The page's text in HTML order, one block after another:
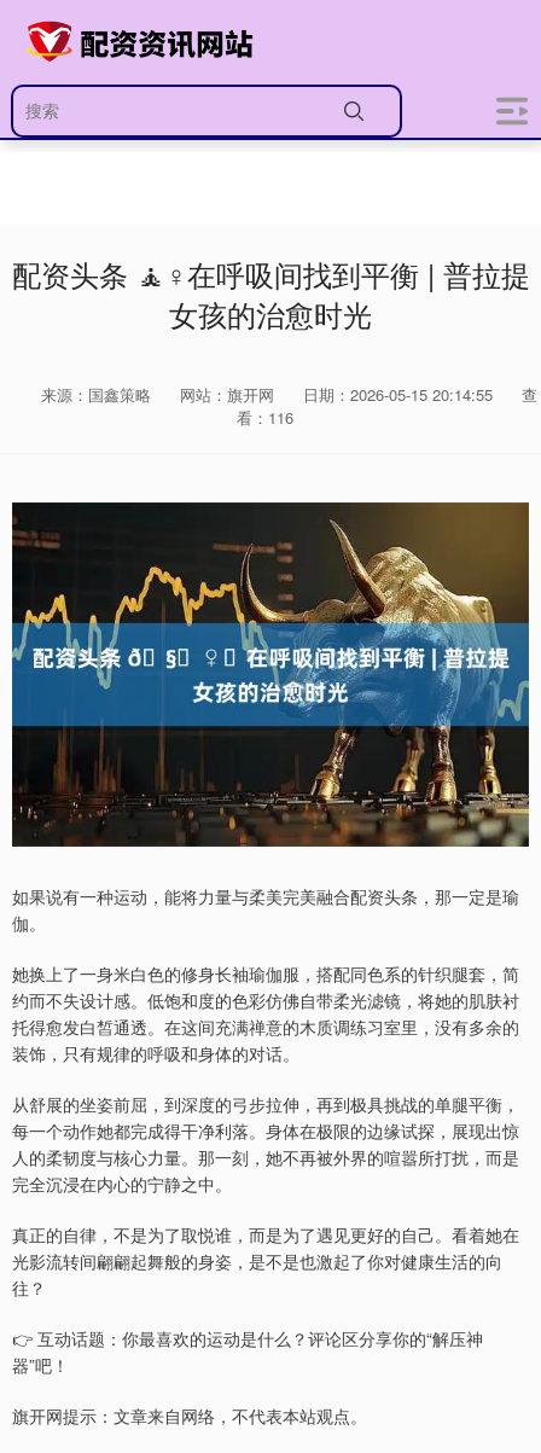
配资头条 🧘♀️在呼吸间找到平衡 | 普拉提
女孩的治愈时光
来源：国鑫策略 网站：旗开网 日期：2026-05-15 20:14:55
查
看：116
如果说有一种运动，能将力量与柔美完美融合配资头条，那一定是瑜
伽。
她换上了一身米白色的修身长袖瑜伽服，搭配同色系的针织腿套，简
约而不失设计感。低饱和度的色彩仿佛自带柔光滤镜，将她的肌肤衬
托得愈发白皙通透。在这间充满禅意的木质调练习室里，没有多余的
装饰，只有规律的呼吸和身体的对话。
从舒展的坐姿前屈，到深度的弓步拉伸，再到极具挑战的单腿平衡，
每一个动作她都完成得干净利落。身体在极限的边缘试探，展现出惊
人的柔韧度与核心力量。那一刻，她不再被外界的喧嚣所打扰，而是
完全沉浸在内心的宁静之中。
真正的自律，不是为了取悦谁，而是为了遇见更好的自己。看着她在
光影流转间翩翩起舞般的身姿，是不是也激起了你对健康生活的向
往？
👉 互动话题：你最喜欢的运动是什么？评论区分享你的“解压神
器”吧！
旗开网提示：文章来自网络，不代表本站观点。